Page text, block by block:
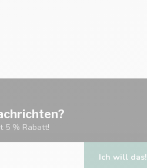
5 % Rabatt!
Ich will das!